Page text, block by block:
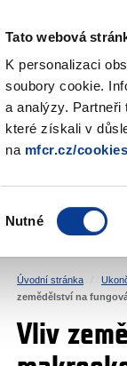
Tato webová
K personalizaci
soubory cookie.
a analýzy.
které získali v
na mfcr.cz/cookies
souhlasu
Nutné
Fondy
ŽIVOTNÍ
Úvodní stránka
zemědělství na
Vliv